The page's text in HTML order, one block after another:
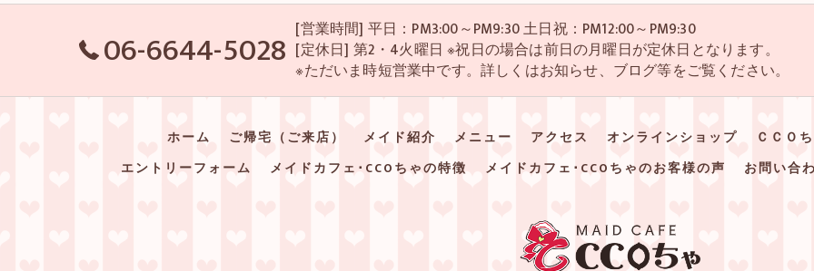
06-6644-5028 [営業時間] 平日：PM3:00～PM9:30 土日祝：PM12:00～PM9:30
[定休日] 第2・4火曜日 ※祝日の場合は前日の月曜日が定休日となります。
※ただいま時短営業中です。詳しくはお知らせ、ブログ等をご覧ください。
ホーム ご帰宅（ご来店） メイド紹介 メニュー アクセス オンラインショップ
ＣＣＯ
エントリーフォーム
メイドカフェ･CCOちゃの特徴 メイドカフェ･CCOちゃのお客様の声 お問い合